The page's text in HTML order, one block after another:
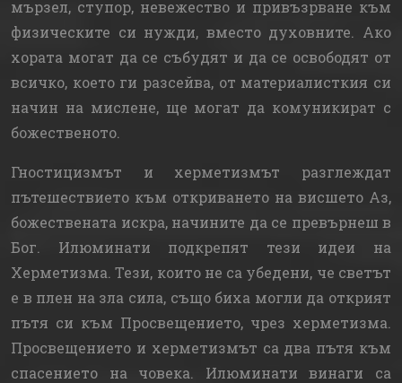
мързел, ступор, невежество и привъзрване към
физическите си нужди, вместо духовните. Ако
хората могат да се събудят и да се освободят от
всичко, което ги разсейва, от материалисткия си
начин на мислене, ще могат да комуникират с
божественото.
Гностицизмът и херметизмът разглеждат
пътешествието към откриването на висшето Аз,
божествената искра, начините да се превърнеш в
Бог. Илюминати подкрепят тези идеи на
Херметизма. Тези, които не са убедени, че светът
е в плен на зла сила, също биха могли да открият
пътя си към Просвещението, чрез херметизма.
Просвещението и херметизмът са два пътя към
спасението на човека. Илюминати винаги са